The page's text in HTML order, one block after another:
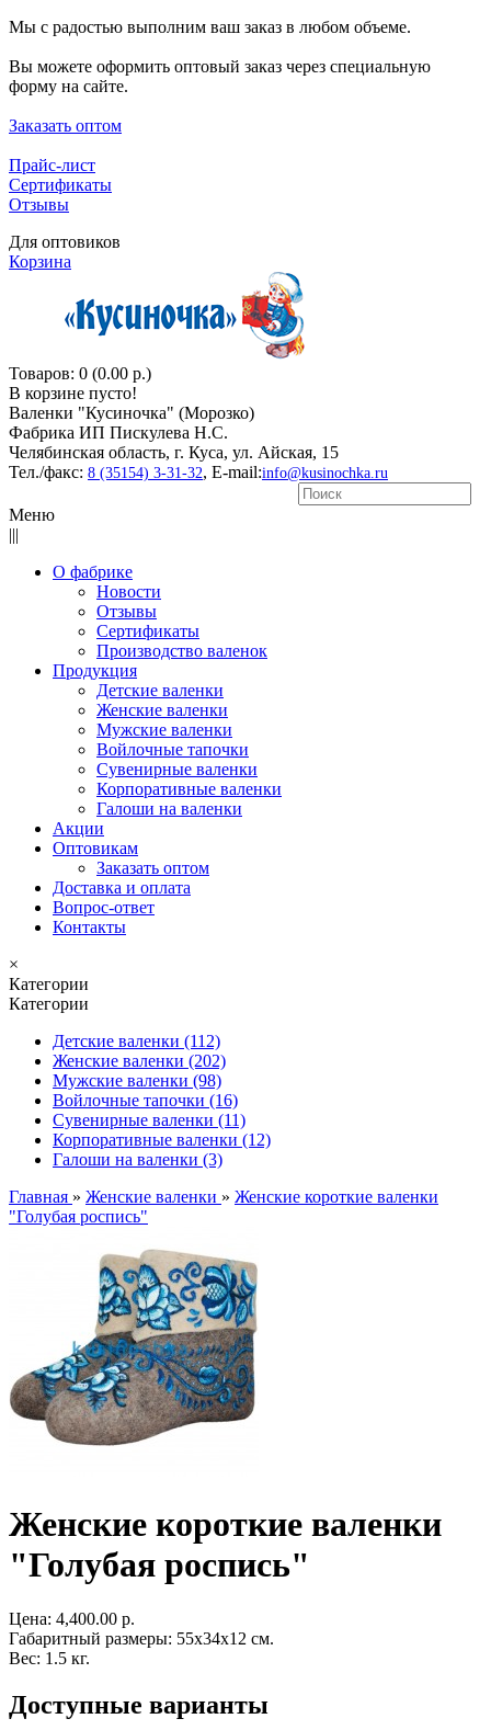
Мы с радостью выполним ваш заказ в любом объеме.
Вы можете оформить оптовый заказ через специальную
форму на сайте.
Заказать оптом
Прайс-лист
Сертификаты
Отзывы
Для оптовиков
Корзина
Товаров: 0 (0.00 р.)
В корзине пусто!
Валенки "Кусиночкa" (Морозко)
Фабрика ИП Пискулева Н.С.
Челябинская область, г. Куса, ул. Айская, 15
Тел./факс: 8 (35154) 3-31-32, E-mail:info@kusinochka.ru
Меню
|||
О фабрике
Новости
Отзывы
Сертификаты
Производство валенок
Продукция
Детские валенки
Женские валенки
Мужские валенки
Войлочные тапочки
Сувенирные валенки
Корпоративные валенки
Галоши на валенки
Акции
Оптовикам
Заказать оптом
Доставка и оплата
Вопрос-ответ
Контакты
×
Категории
Категории
Детские валенки (112)
Женские валенки (202)
Мужские валенки (98)
Войлочные тапочки (16)
Сувенирные валенки (11)
Корпоративные валенки (12)
Галоши на валенки (3)
Главная » Женские валенки » Женские короткие валенки
"Голубая роспись"
Женские короткие валенки
"Голубая роспись"
Цена: 4,400.00 р.
Габаритный размеры: 55x34x12 см.
Вес: 1.5 кг.
Доступные варианты